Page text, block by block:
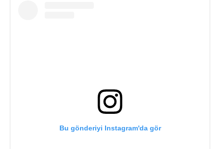
Bu gönderiyi Instagram'da gör